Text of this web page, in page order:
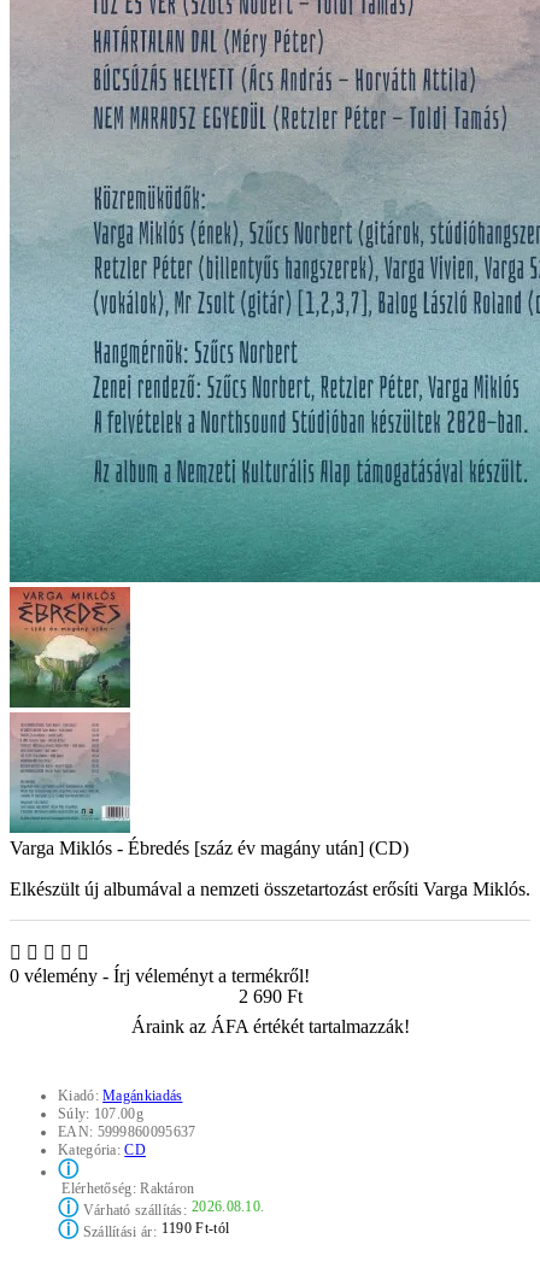
Varga Miklós - Ébredés [száz év magány után] (CD)
Elkészült új albumával a nemzeti összetartozást erősíti Varga Miklós.
0 vélemény - Írj véleményt a termékről!
2 690 Ft
Áraink az ÁFA értékét tartalmazzák!
Kiadó:Magánkiadás
Súly: 107.00g
EAN: 5999860095637
Kategória:CD
ⓘ
Elérhetőség:Raktáron
ⓘVárható szállítás: 2026.08.10.
ⓘSzállítási ár: 1190 Ft-tól